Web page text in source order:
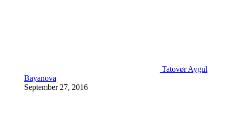
Tatovør Aygul
Bayanova
September 27, 2016